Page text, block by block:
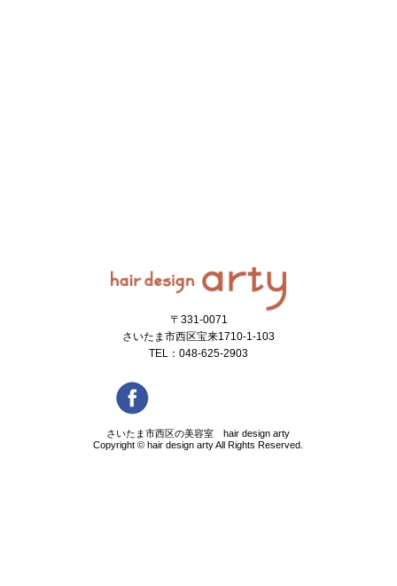
〒331-0071
さいたま市西区宝来1710-1-103
TEL：048-625-2903
さいたま市西区の美容室 hair design arty
Copyright ©hair design artyAll Rights Reserved.